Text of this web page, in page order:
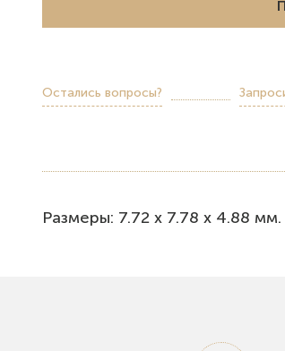
Остались вопросы?
Размеры: 7.72 x 7.78 х 4.88 мм.